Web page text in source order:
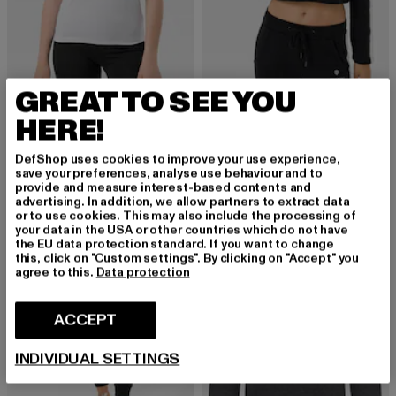
MOROTAI
Morotai Ultralight Basic Tee
EUR 18,90
Derzeitiger Preis: EUR 18,90
EUR 44,99
MOROTAI
Casual Cropped
NEU -43% -40%
GREAT TO SEE YOU
HERE!
DefShop uses cookies to improve your use experience,
save your preferences, analyse use behaviour and to
provide and measure interest-based contents and
advertising. In addition, we allow partners to extract data
or to use cookies. This may also include the processing of
your data in the USA or other countries which do not have
the EU data protection standard. If you want to change
this, click on "Custom settings". By clicking on "Accept" you
agree to this. Data protection
ACCEPT
INDIVIDUAL SETTINGS